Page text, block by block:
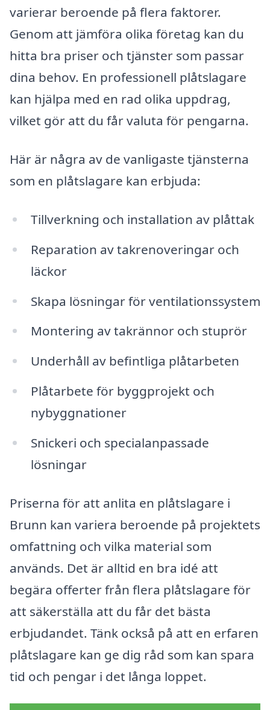
varierar beroende på flera faktorer.
Genom att jämföra olika företag kan du
hitta bra priser och tjänster som passar
dina behov. En professionell plåtslagare
kan hjälpa med en rad olika uppdrag,
vilket gör att du får valuta för pengarna.
Här är några av de vanligaste tjänsterna
som en plåtslagare kan erbjuda:
Tillverkning och installation av plåttak
Reparation av takrenoveringar och
läckor
Skapa lösningar för ventilationssystem
Montering av takrännor och stuprör
Underhåll av befintliga plåtarbeten
Plåtarbete för byggprojekt och
nybyggnationer
Snickeri och specialanpassade
lösningar
Priserna för att anlita en plåtslagare i
Brunn kan variera beroende på projektets
omfattning och vilka material som
används. Det är alltid en bra idé att
begära offerter från flera plåtslagare för
att säkerställa att du får det bästa
erbjudandet. Tänk också på att en erfaren
plåtslagare kan ge dig råd som kan spara
tid och pengar i det långa loppet.